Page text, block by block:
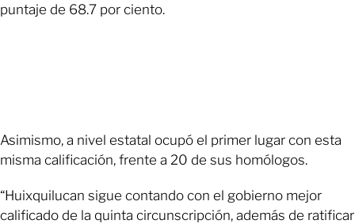
puntaje de 68.7 por ciento.
Asimismo, a nivel estatal ocupó el primer lugar con esta
misma calificación, frente a 20 de sus homólogos.
“Huixquilucan sigue contando con el gobierno mejor
calificado de la quinta circunscripción, además de ratificar